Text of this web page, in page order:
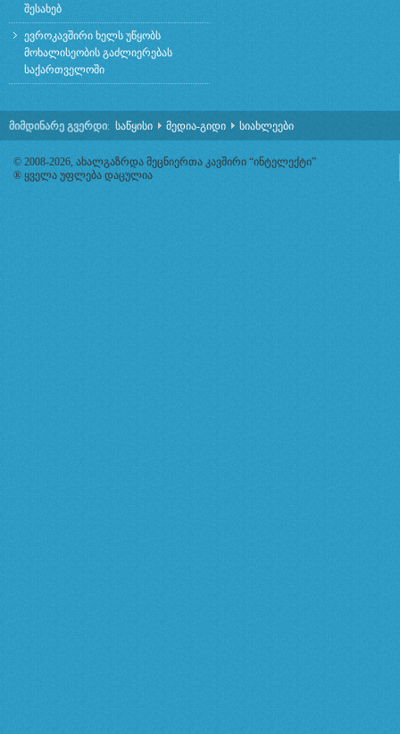
შესახებ
ევროკავშირი ხელს უწყობს
მოხალისეობის გაძლიერებას
საქართველოში
მიმდინარე გვერდი: საწყისი მედია-გიდი სიახლეები
© 2008-2026, ახალგაზრდა მეცნიერთა კავშირი “ინტელექტი”
® ყველა უფლება დაცულია